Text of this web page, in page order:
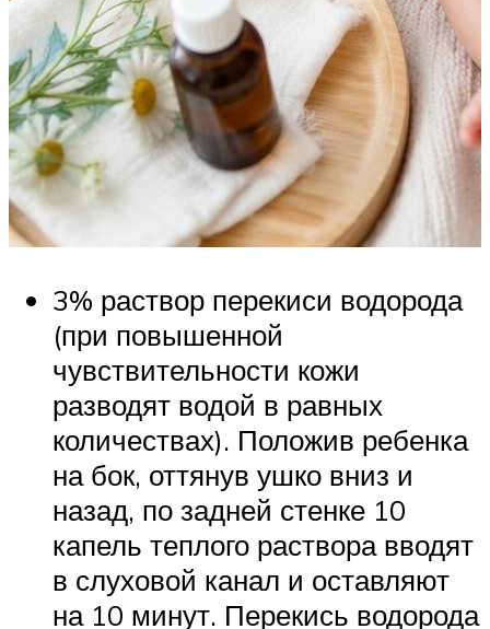
3% раствор перекиси водорода
(при повышенной
чувствительности кожи
разводят водой в равных
количествах). Положив ребенка
на бок, оттянув ушко вниз и
назад, по задней стенке 10
капель теплого раствора вводят
в слуховой канал и оставляют
на 10 минут. Перекись водорода